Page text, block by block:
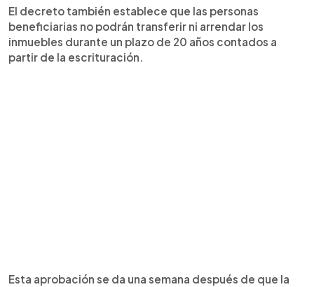
El decreto también establece que las personas
beneficiarias no podrán transferir ni arrendar los
inmuebles durante un plazo de 20 años contados a
partir de la escrituración.
Esta aprobación se da una semana después de que la